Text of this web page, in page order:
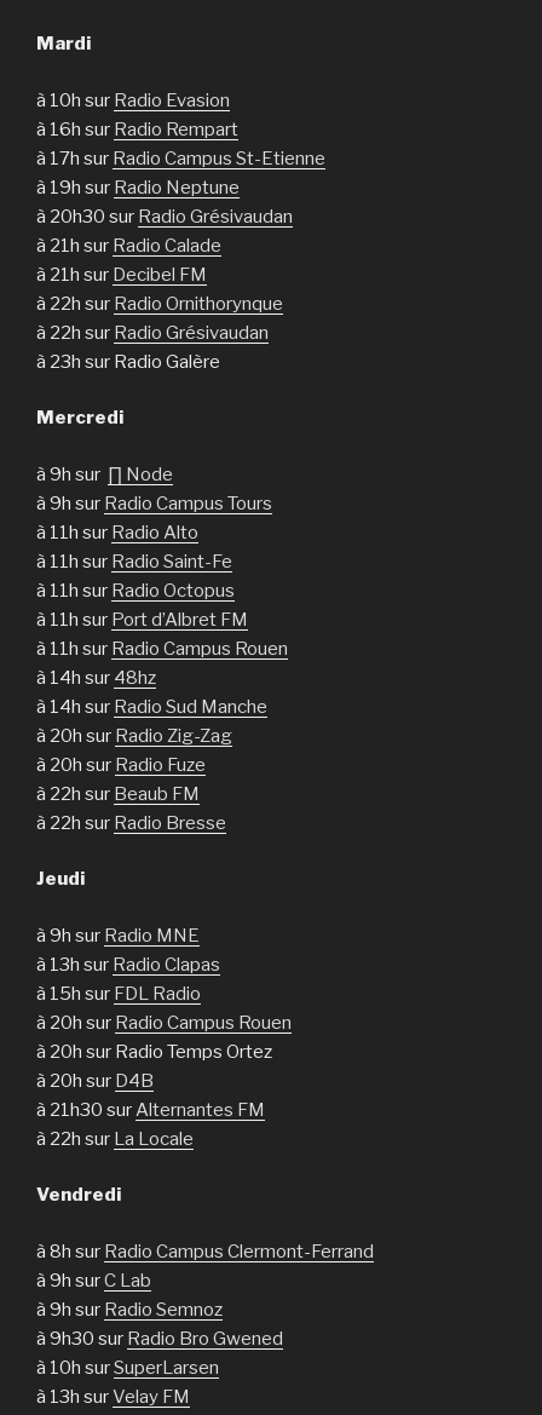
Mardi
à 10h sur Radio Evasion
à 16h sur Radio Rempart
à 17h sur Radio Campus St-Etienne
à 19h sur Radio Neptune
à 20h30 sur Radio Grésivaudan
à 21h sur Radio Calade
à 21h sur Decibel FM
à 22h sur Radio Ornithorynque
à 22h sur Radio Grésivaudan
à 23h sur Radio Galère
Mercredi
à 9h sur ∏ Node
à 9h sur Radio Campus Tours
à 11h sur Radio Alto
à 11h sur Radio Saint-Fe
à 11h sur Radio Octopus
à 11h sur Port d’Albret FM
à 11h sur Radio Campus Rouen
à 14h sur 48hz
à 14h sur Radio Sud Manche
à 20h sur Radio Zig-Zag
à 20h sur Radio Fuze
à 22h sur Beaub FM
à 22h sur Radio Bresse
Jeudi
à 9h sur Radio MNE
à 13h sur Radio Clapas
à 15h sur FDL Radio
à 20h sur Radio Campus Rouen
à 20h sur Radio Temps Ortez
à 20h sur D4B
à 21h30 surAlternantes FM
à 22h sur La Locale
Vendredi
à 8h sur Radio Campus Clermont-Ferrand
à 9h surC Lab
à 9h sur Radio Semnoz
à 9h30 sur Radio Bro Gwened
à 10h surSuperLarsen
à 13h surVelay FM